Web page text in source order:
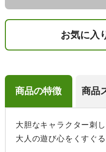
お気に入
商品の特徴 商品
大胆なキャラクター刺
大人の遊び心をくすぐ